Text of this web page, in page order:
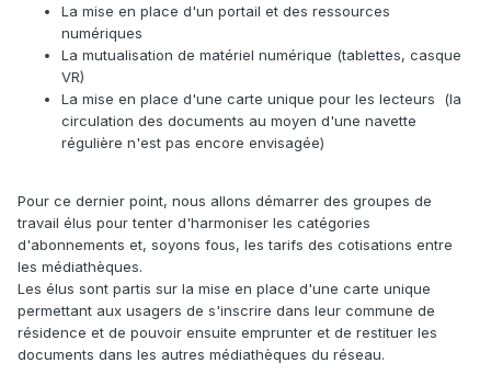
La mise en place d'un portail et des ressources
numériques
La mutualisation de matériel numérique (tablettes, casque
VR)
La mise en place d'une carte unique pour les lecteurs (la
circulation des documents au moyen d'une navette
régulière n'est pas encore envisagée)
Pour ce dernier point, nous allons démarrer des groupes de
travail élus pour tenter d'harmoniser les catégories
d'abonnements et, soyons fous, les tarifs des cotisations entre
les médiathèques.
Les élus sont partis sur la mise en place d'une carte unique
permettant aux usagers de s'inscrire dans leur commune de
résidence et de pouvoir ensuite emprunter et de restituer les
documents dans les autres médiathèques du réseau.